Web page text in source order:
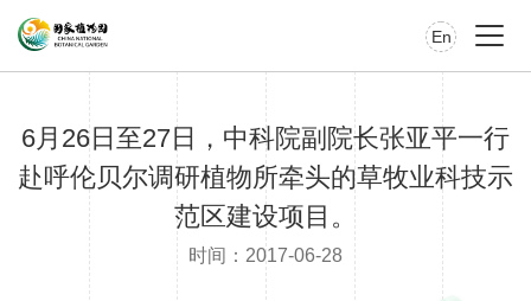
En
6月26日至27日，中科院副院长张亚平一行
赴呼伦贝尔调研植物所牵头的草牧业科技示
范区建设项目。
时间：2017-06-28